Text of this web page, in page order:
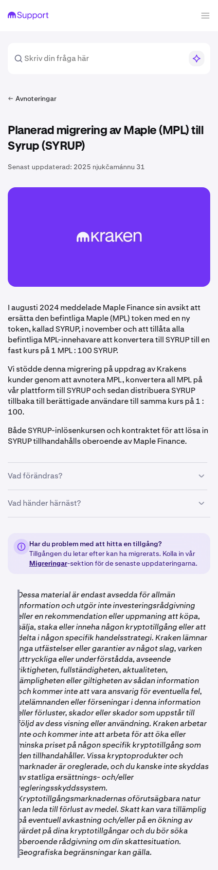
Avnoteringar
Planerad migrering av Maple (MPL) till
Syrup (SYRUP)
Senast uppdaterad: 2025 njukčamánnu 31
I augusti 2024 meddelade Maple Finance sin avsikt att
ersätta den befintliga Maple (MPL) token med en ny
token, kallad SYRUP, i november och att tillåta alla
befintliga MPL-innehavare att konvertera till SYRUP till en
fast kurs på 1 MPL : 100 SYRUP.
Vi stödde denna migrering på uppdrag av Krakens
kunder genom att avnotera MPL, konvertera all MPL på
vår plattform till SYRUP och sedan distribuera SYRUP
tillbaka till berättigade användare till samma kurs på 1 :
100.
Både SYRUP-inlösenkursen och kontraktet för att lösa in
SYRUP tillhandahålls oberoende av Maple Finance.
Vad förändras?
Klockan 14:00 UTC den 6 november 2024 avnoterade vi
och insättningar och uttag för MPL stängdes. Observera
kommer att gå förlorade.
Alla kunder som innehade MPL vid tidpunkten för
krävdes.
Vad händer härnäst?
SYRUP offentligt. När SYRUP lanserades distribuerade vi
SYRUP till berättigade användare som innehade MPL vid
tidpunkten för avnoteringen den 6 november 2024, till
den fasta inlösenkursen 1 MPL : 100 SYRUP. Vid
på ditt Kraken-konto.
Har du problem med att hitta en tillgång?
Tillgången du letar efter kan ha migrerats. Kolla in vår
Migreringar-sektion för de senaste uppdateringarna.
Dessa material är endast avsedda för allmän
information och utgör inte investeringsrådgivning
eller en rekommendation eller uppmaning att köpa,
sälja, staka eller inneha någon kryptotillgång eller att
delta i någon specifik handelsstrategi. Kraken lämnar
inga utfästelser eller garantier av något slag, varken
uttryckliga eller underförstådda, avseende
riktigheten, fullständigheten, aktualiteten,
lämpligheten eller giltigheten av sådan information
och kommer inte att vara ansvarig för eventuella fel,
utelämnanden eller förseningar i denna information
eller förluster, skador eller skador som uppstår till
följd av dess visning eller användning. Kraken arbetar
inte och kommer inte att arbeta för att öka eller
minska priset på någon specifik kryptotillgång som
den tillhandahåller. Vissa kryptoprodukter och
marknader är oreglerade, och du kanske inte skyddas
av statliga ersättnings- och/eller
regleringsskyddssystem.
Kryptotillgångsmarknadernas oförutsägbara natur
kan leda till förlust av medel. Skatt kan vara tillämplig
på eventuell avkastning och/eller på en ökning av
värdet på dina kryptotillgångar och du bör söka
oberoende rådgivning om din skattesituation.
Geografiska begränsningar kan gälla.